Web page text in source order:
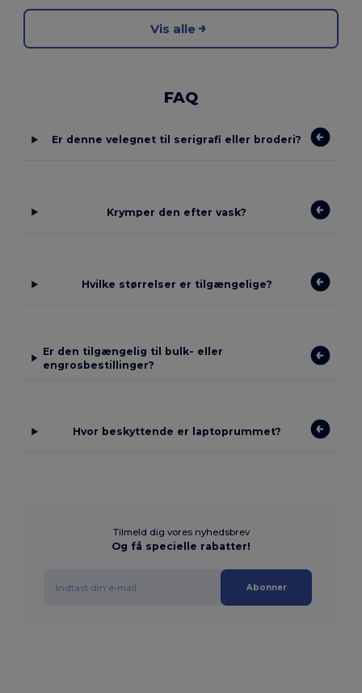
Vis alle
FAQ
Er denne velegnet til serigrafi eller broderi?
Krymper den efter vask?
Hvilke størrelser er tilgængelige?
Er den tilgængelig til bulk- eller
engrosbestillinger?
Hvor beskyttende er laptoprummet?
Tilmeld dig vores nyhedsbrev
Og få specielle rabatter!
Abonner